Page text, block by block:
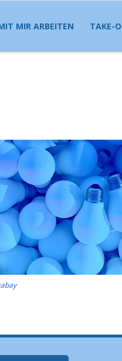
MIR ARBEITEN TAKE-